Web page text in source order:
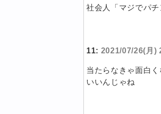
社会人「マジでパチ
11: 2021/07/26(月)
当たらなきゃ面白
いいんじゃね